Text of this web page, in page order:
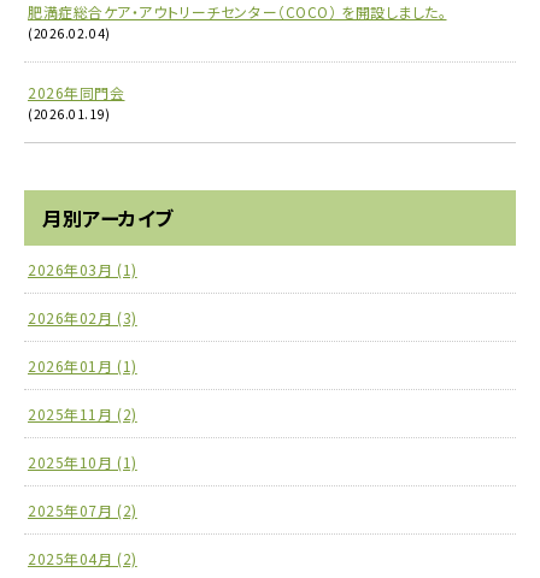
肥満症総合ケア・アウトリーチセンター（COCO） を開設しました。
(2026.02.04)
2026年同門会
(2026.01.19)
月別アーカイブ
2026年03月 (1)
2026年02月 (3)
2026年01月 (1)
2025年11月 (2)
2025年10月 (1)
2025年07月 (2)
2025年04月 (2)